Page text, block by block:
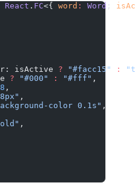
React . FC<{ word : Word ;
isActive
? "#facc15" :
? "#000" : "#fff" ,
8 ,
,
color 0.1s" ,
,